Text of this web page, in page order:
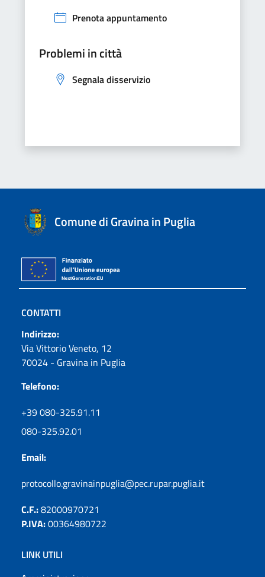
Prenota appuntamento
Problemi in città
Segnala disservizio
Comune di Gravina in Puglia
CONTATTI
Indirizzo:
Via Vittorio Veneto, 12
70024 - Gravina in Puglia
Telefono:
+39 080-325.91.11
080-325.92.01
Email:
protocollo.gravinainpuglia@pec.rupar.puglia.it
C.F.:82000970721
P.IVA:00364980722
LINK UTILI